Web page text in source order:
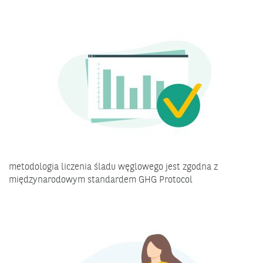
metodologia liczenia śladu węglowego jest zgodna z
międzynarodowym standardem GHG Protocol